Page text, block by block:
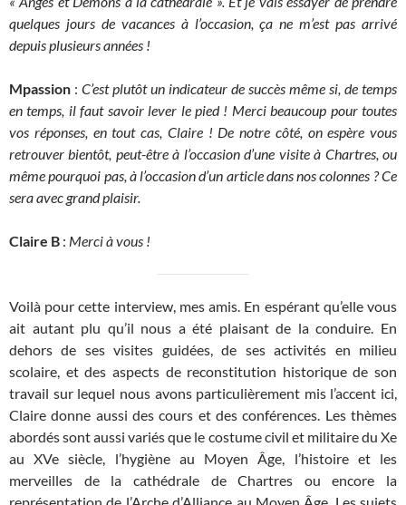
quelques jours de vacances à l’occasion, ça ne m’est pas arrivé
depuis plusieurs années !
Mpassion : C’est plutôt un indicateur de succès même si, de temps
en temps, il faut savoir lever le pied ! Merci beaucoup pour toutes
vos réponses, en tout cas, Claire ! De notre côté, on espère vous
retrouver bientôt, peut-être à l’occasion d’une visite à Chartres, ou
même pourquoi pas, à l’occasion d’un article dans nos colonnes ? Ce
sera avec grand plaisir.
Claire B : Merci à vous !
Voilà pour cette interview, mes amis. En espérant qu’elle vous
ait autant plu qu’il nous a été plaisant de la conduire. En
dehors de ses visites guidées, de ses activités en milieu
scolaire, et des aspects de reconstitution historique de son
travail sur lequel nous avons particulièrement mis l’accent ici,
Claire donne aussi des cours et des conférences. Les thèmes
abordés sont aussi variés que le costume civil et militaire du Xe
au XVe siècle, l’hygiène au Moyen Âge, l’histoire et les
merveilles de la cathédrale de Chartres ou encore la